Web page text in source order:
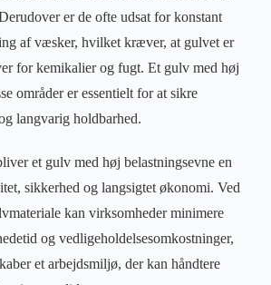
er de ofte udsat for konstant
af væsker, hvilket kræver, at gulvet er
for kemikalier og fugt. Et gulv med høj
områder er essentielt for at sikre
langvarig holdbarhed.
et gulv med høj belastningsevne en
sikkerhed og langsigtet økonomi. Ved
kan virksomheder minimere
og vedligeholdelsesomkostninger,
et arbejdsmiljø, der kan håndtere